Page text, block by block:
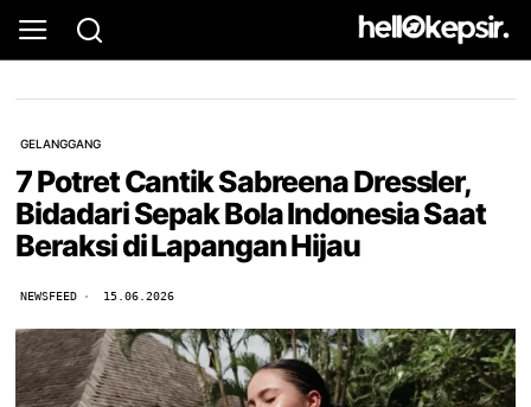
GELANGGANG
7 Potret Cantik Sabreena Dressler,
Bidadari Sepak Bola Indonesia Saat
Beraksi di Lapangan Hijau
NEWSFEED 15.06.2026